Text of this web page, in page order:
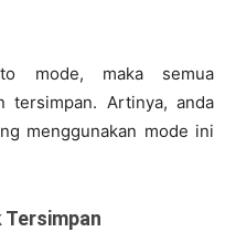
mode, maka semua
tersimpan. Artinya, anda
menggunakan mode ini